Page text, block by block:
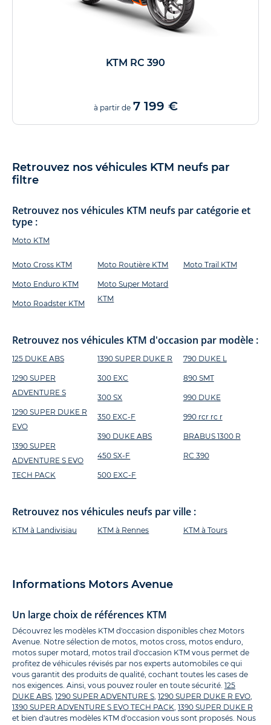
KTM RC 390
à partir de 7 199 €
Retrouvez nos véhicules KTM neufs par
filtre
Retrouvez nos véhicules KTM neufs par catégorie et
type :
Moto KTM
Moto Cross KTM
Moto Enduro KTM
Moto Roadster KTM
Moto Routière KTM
Moto Super Motard
KTM
Moto Trail KTM
Retrouvez nos véhicules KTM d'occasion par modèle :
125 DUKE ABS
1290 SUPER
ADVENTURE S
1290 SUPER DUKE R
EVO
1390 SUPER
ADVENTURE S EVO
TECH PACK
1390 SUPER DUKE R
300 EXC
300 SX
350 EXC-F
390 DUKE ABS
450 SX-F
500 EXC-F
790 DUKE L
890 SMT
990 DUKE
990 rcr rc r
BRABUS 1300 R
RC 390
Retrouvez nos véhicules neufs par ville :
KTM à Landivisiau KTM à Rennes KTM à Tours
Informations Motors Avenue
Un large choix de références KTM
Découvrez les modèles KTM d'occasion disponibles chez Motors
Avenue. Notre sélection de motos, motos cross, motos enduro,
motos super motard, motos trail d'occasion KTM vous permet de
profitez de véhicules révisés par nos experts automobiles ce qui
vous garantit des produits de qualité, cochant toutes les cases de
nos exigences. Ainsi, vous pouvez rouler en toute sécurité. 125
DUKE ABS 1290 SUPER ADVENTURE S 1290 SUPER DUKE R EVO
1390 SUPER ADVENTURE S EVO TECH PACK 1390 SUPER DUKE R
et bien d'autres modèles KTM d'occasion vous sont proposés. Nous